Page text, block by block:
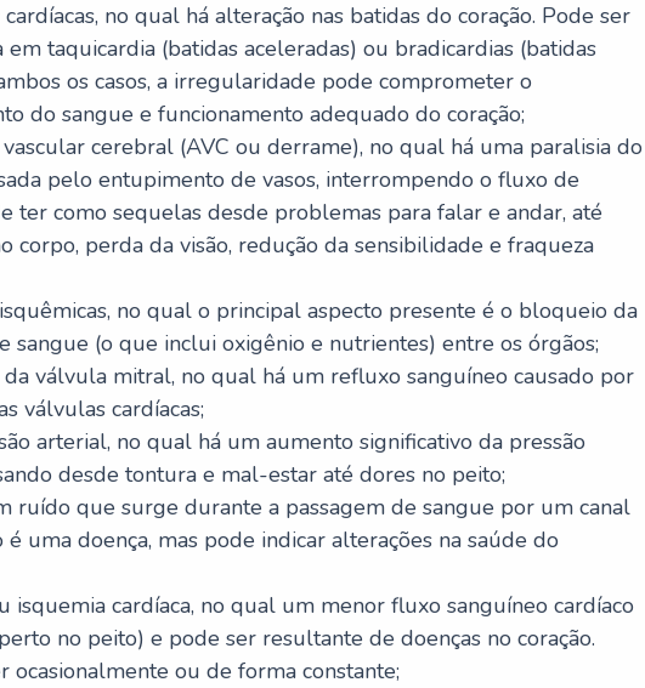
no qual há alteração nas batidas do coração. Pode ser
em taquicardia (batidas aceleradas) ou bradicardias (batidas
os casos, a irregularidade pode comprometer o
do sangue e funcionamento adequado do coração;
cerebral (AVC ou derrame), no qual há uma paralisia do
pelo entupimento de vasos, interrompendo o fluxo de
ter como sequelas desde problemas para falar e andar, até
corpo, perda da visão, redução da sensibilidade e fraqueza
no qual o principal aspecto presente é o bloqueio da
sangue (o que inclui oxigênio e nutrientes) entre os órgãos;
válvula mitral, no qual há um refluxo sanguíneo causado por
válvulas cardíacas;
arterial, no qual há um aumento significativo da pressão
desde tontura e mal-estar até dores no peito;
ruído que surge durante a passagem de sangue por um canal
é uma doença, mas pode indicar alterações na saúde do
isquemia cardíaca, no qual um menor fluxo sanguíneo cardíaco
no peito) e pode ser resultante de doenças no coração.
ocasionalmente ou de forma constante;